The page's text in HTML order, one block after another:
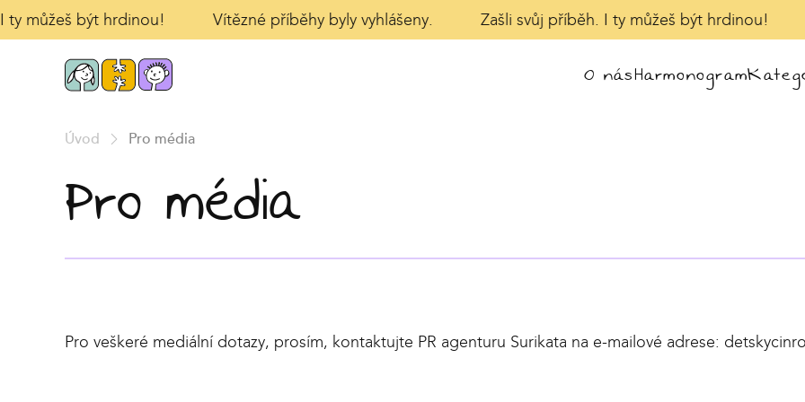
můžeš být hrdinou! Vítězné příběhy byly vyhlášeny. Zašli svůj příběh. I ty můžeš být hrdinou!
O násHarmonogram
Úvod Pro média
Pro média
Pro veškeré mediální dotazy, prosím, kontaktujte PR agenturu Surikata na e-mailové adrese: